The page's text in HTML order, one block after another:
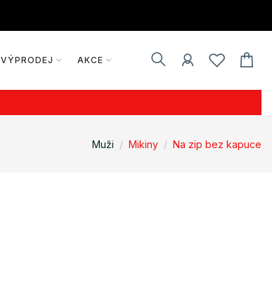
VÝPRODEJ AKCE
Muži Mikiny Na zip bez kapuce